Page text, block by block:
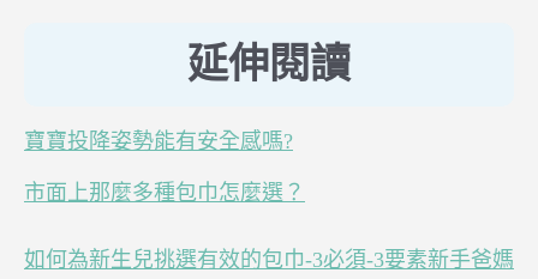
延伸閱讀
寶寶投降姿勢能有安全感嗎?
市面上那麼多種包巾怎麼選？
如何為新生兒挑選有效的包巾-3必須-3要素新手爸媽